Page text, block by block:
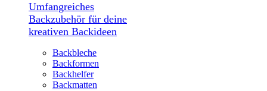
Umfangreiches
Backzubehör für deine
kreativen Backideen
Backbleche
Backformen
Backhelfer
Backmatten